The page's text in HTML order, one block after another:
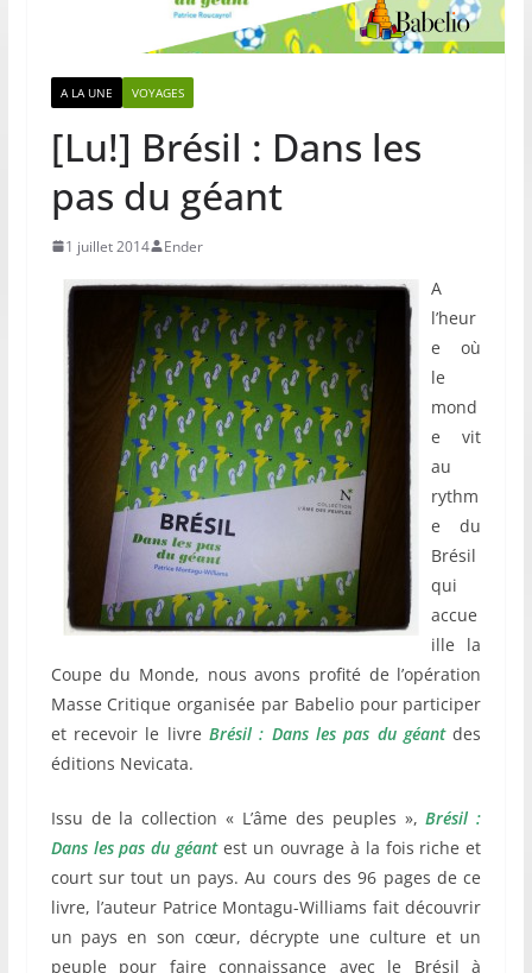
A LA UNE VOYAGES
[Lu!] Brésil : Dans les
pas du géant
1 juillet 2014 Ender
A
l’heur
e où
le
mond
e vit
au
rythm
e du
Brésil
qui
accue
ille la
Coupe du Monde, nous avons profité de l’opération
Masse Critique organisée par Babelio pour participer
et recevoir le livreBrésil : Dans les pas du géantdes
éditions Nevicata.
Issu de la collection « L’âme des peuples »,Brésil :
Dans les pas du géantest un ouvrage à la fois riche et
court sur tout un pays. Au cours des 96 pages de ce
livre, l’auteur Patrice Montagu-Williams fait découvrir
un pays en son cœur, décrypte une culture et un
peuple pour faire connaissance avec le Brésil à